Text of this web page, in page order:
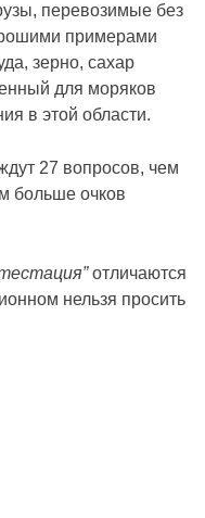
перевозимые без
примерами
зерно, сахар
для моряков
в этой области.
27 вопросов, чем
больше очков
отличаются
нельзя просить